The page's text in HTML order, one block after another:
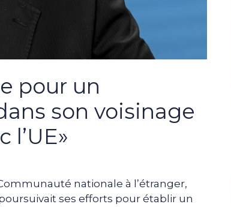
pour un
son voisinage
nationale à l’étranger,
ses efforts pour établir un